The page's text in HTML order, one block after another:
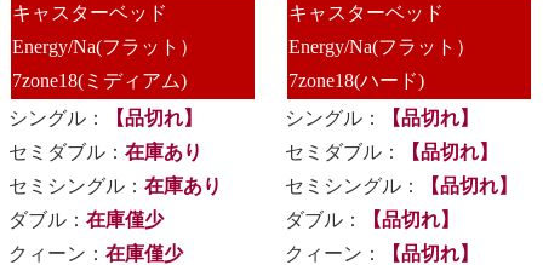
キャスターベッド
Energy/Na(フラット）
7zone18(ミディアム)
シングル：
【品切れ】
セミダブル： 在庫あり
セミシングル： 在庫あり
ダブル： 在庫僅少
クィーン： 在庫僅少
キャスターベッド
Energy/Na(フラット）
7zone18(ハード)
シングル：
【品切れ】
セミダブル：
【品切れ】
セミシングル：
【品切れ】
ダブル：
【品切れ】
クィーン：
【品切れ】